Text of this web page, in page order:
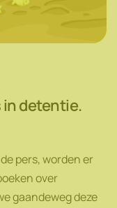
detentie.
pers, worden er
over
gaandeweg deze